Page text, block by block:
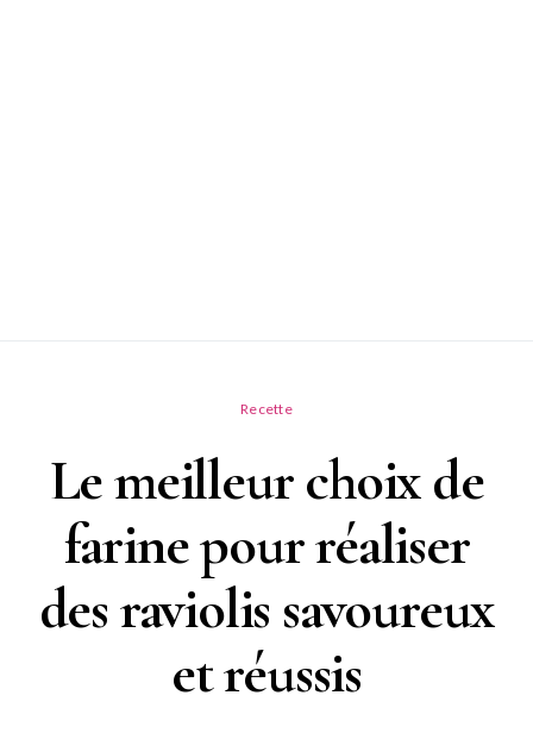
Recette
Le meilleur choix de
farine pour réaliser
des raviolis savoureux
et réussis